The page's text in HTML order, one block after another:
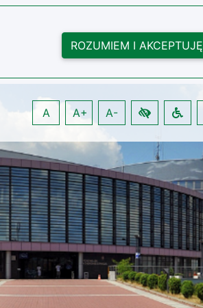
ROZUMIEM I AKCEPTUJĘ
A A+ A-